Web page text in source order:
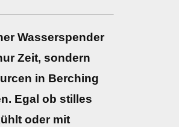
Wasserspender
Zeit, sondern
in Berching
Egal ob stilles
oder mit